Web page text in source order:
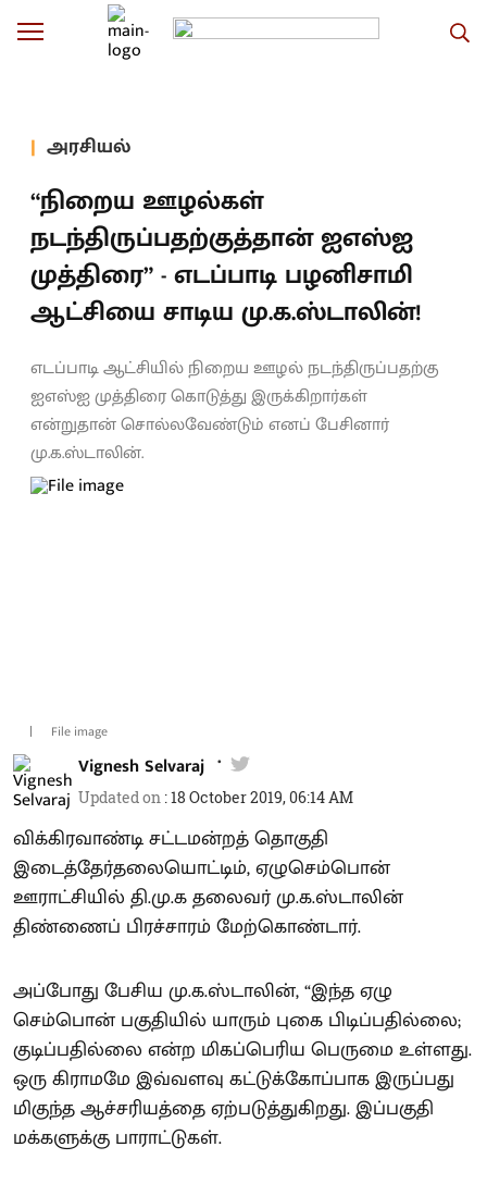
அரசியல்
“நிறைய ஊழல்கள்
நடந்திருப்பதற்குத்தான் ஐஎஸ்ஐ
முத்திரை” - எடப்பாடி பழனிசாமி
ஆட்சியை சாடிய மு.க.ஸ்டாலின்!
எடப்பாடி ஆட்சியில் நிறைய ஊழல் நடந்திருப்பதற்கு
ஐஎஸ்ஐ முத்திரை கொடுத்து இருக்கிறார்கள்
என்றுதான் சொல்லவேண்டும் எனப் பேசினார்
மு.க.ஸ்டாலின்.
File image
Vignesh Selvaraj
Updated on :18 October 2019, 06:14 AM
விக்கிரவாண்டி சட்டமன்றத் தொகுதி
இடைத்தேர்தலையொட்டிம், ஏழுசெம்பொன்
ஊராட்சியில் தி.மு.க தலைவர் மு.க.ஸ்டாலின்
திண்ணைப் பிரச்சாரம் மேற்கொண்டார்.
அப்போது பேசிய மு.க.ஸ்டாலின், “இந்த ஏழு
செம்பொன் பகுதியில் யாரும் புகை பிடிப்பதில்லை;
குடிப்பதில்லை என்ற மிகப்பெரிய பெருமை உள்ளது.
ஒரு கிராமமே இவ்வளவு கட்டுக்கோப்பாக இருப்பது
மிகுந்த ஆச்சரியத்தை ஏற்படுத்துகிறது. இப்பகுதி
மக்களுக்கு பாராட்டுகள்.